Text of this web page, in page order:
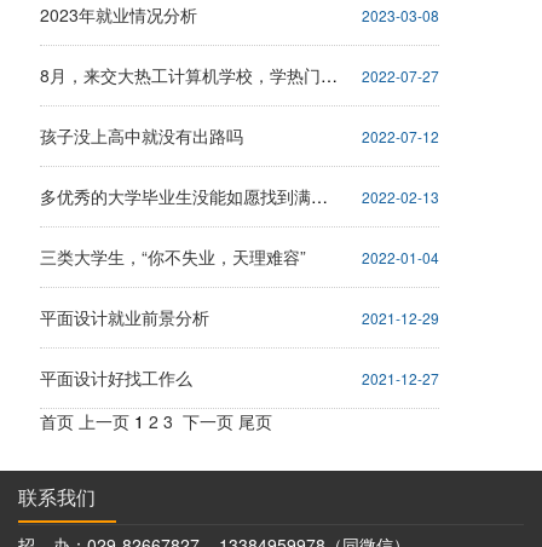
2023年就业情况分析 2023-03-08
8月，来交大热工计算机学校，学热门技术，让您青春无悔。 2022-07-27
孩子没上高中就没有出路吗 2022-07-12
多优秀的大学毕业生没能如愿找到满意的工作 2022-02-13
三类大学生，“你不失业，天理难容” 2022-01-04
平面设计就业前景分析 2021-12-29
平面设计好找工作么 2021-12-27
首页 上一页 12 3 下一页 尾页
联系我们